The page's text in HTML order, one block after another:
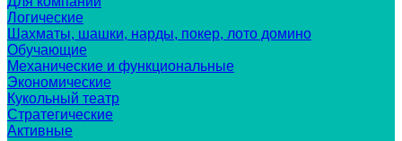
Логические
Шахматы, шашки, нарды, покер, лото домино
Обучающие
Механические и функциональные
Экономические
Кукольный театр
Стратегические
Активные